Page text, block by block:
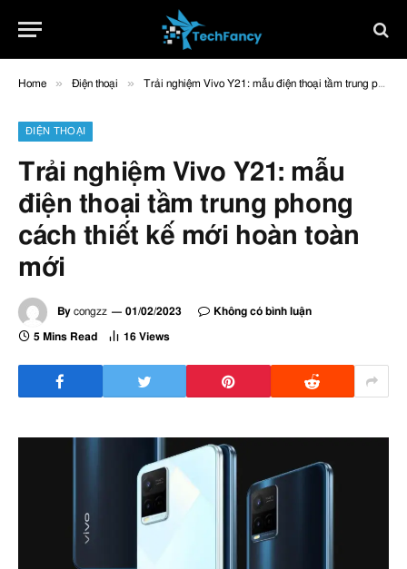
Home » Điện thoại » Trải nghiệm Vivo Y21: mẫu điện thoại tầm trung phong cách thiết kế mới hoàn toàn mới
ĐIỆN THOẠI
Trải nghiệm Vivo Y21: mẫu
điện thoại tầm trung phong
cách thiết kế mới hoàn toàn
mới
By congzz 01/02/2023 Không có bình luận
5 Mins Read 16 Views